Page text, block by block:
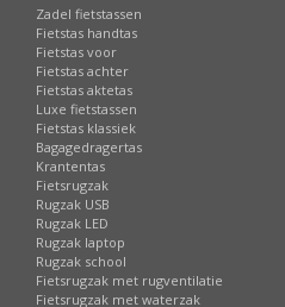
Zadel fietstassen
Fietstas handtas
Fietstas voor
Fietstas achter
Fietstas aktetas
Luxe fietstassen
Fietstas klassiek
Bagagedragertas
Krantentas
Fietsrugzak
Rugzak USB
Rugzak LED
Rugzak laptop
Rugzak school
Fietsrugzak met rugventilatie
Fietsrugzak met waterzak